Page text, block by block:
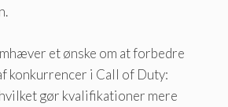
et ønske om at forbedre
i Call of Duty:
gør kvalifikationer mere